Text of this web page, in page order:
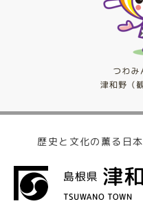
歴史と文化の薫る日